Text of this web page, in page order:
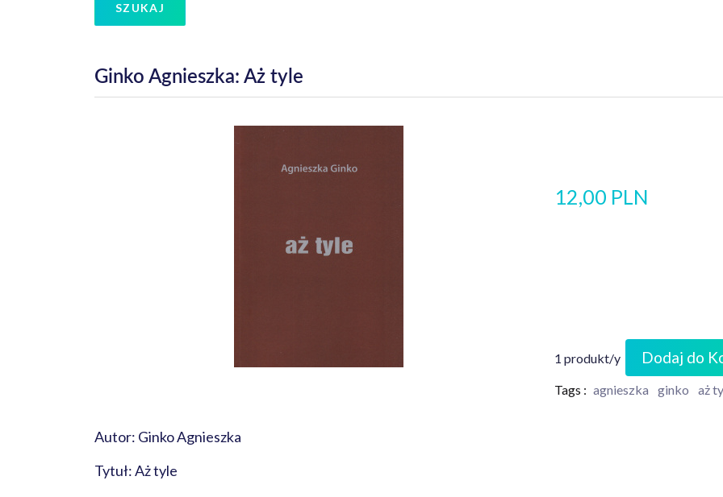
SZUKAJ
Ginko Agnieszka: Aż tyle
12,00 PLN
1 produkt/y Dodaj do
Tags : agnieszka ginko aż
Autor: Ginko Agnieszka
Tytuł: Aż tyle